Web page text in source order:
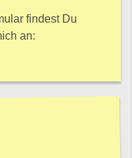
findest Du
an: